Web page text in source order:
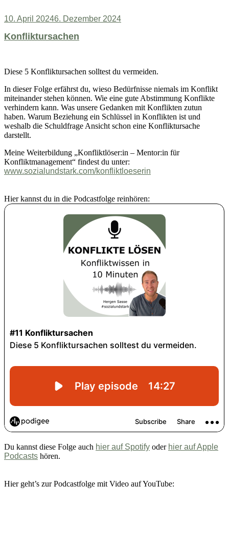
Veröffentlicht
10. April 20246. Dezember 2024
Konfliktursachen
Diese 5 Konfliktursachen solltest du vermeiden.
In dieser Folge erfährst du, wieso Bedürfnisse niemals im Konflikt
miteinander stehen können. Wie eine gute Abstimmung Konflikte
verhindern kann. Was unsere Gedanken mit Konflikten zutun
haben. Warum Beziehung ein Schlüssel in Konflikten ist und
weshalb die Schuldfrage Ansicht schon eine Konfliktursache
darstellt.
Meine Weiterbildung „Konfliktlöser:in – Mentor:in für
Konfliktmanagement“ findest du unter:
www.sozialundstark.com/konfliktloeserin
Hier kannst du in die Podcastfolge reinhören:
Du kannst diese Folge auch hier auf Spotify oder hier auf Apple
Podcasts hören.
Hier geht’s zur Podcastfolge mit Video auf YouTube: